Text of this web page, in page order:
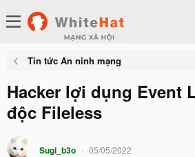
Tin tức An ninh mạng
Hacker lợi dụng Event
độc Fileless
Sugi_b3o 05/05/2022